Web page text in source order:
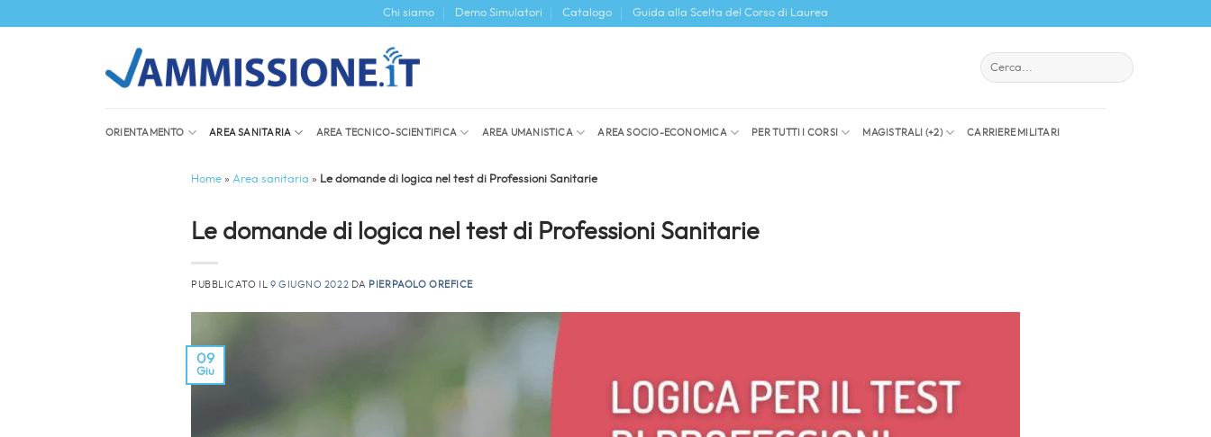
Chi siamo Demo Simulatori Catalogo Guida alla Scelta del Corso di Laurea
ORIENTAMENTO AREA SANITARIA AREA TECNICO-SCIENTIFICA AREA UMANISTICA AREA SOCIO-ECONOMICA PER TUTTI I CORSI MAGISTRALI (+2) CARRIERE MILITARI
Home » Area sanitaria » Le domande di logica nel test di Professioni Sanitarie
Le domande di logica nel test di Professioni Sanitarie
PUBBLICATO IL 9 GIUGNO 2022 DA PIERPAOLO OREFICE
09
Giu